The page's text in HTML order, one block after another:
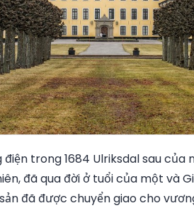
trong 1684 Ulriksdal sau của
đã qua đời ở tuổi của một và
đã được chuyển giao cho